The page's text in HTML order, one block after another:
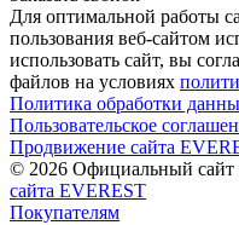
Для оптимальной работы
пользования веб-сайтом
использовать сайт, вы
файлов на условиях
Политика обработки
Пользовательское
Продвижение сайта
© 2026 Официальный сайт
сайта EVEREST
Покупателям